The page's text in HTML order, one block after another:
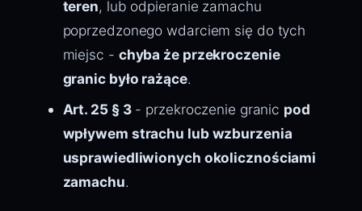
teren, lub odpieranie zamachu
poprzedzonego wdarciem się do tych
miejsc - chyba że przekroczenie
granic było rażące.
Art. 25 § 3- przekroczenie granic pod
wpływem strachu lub wzburzenia
usprawiedliwionych okolicznościami
zamachu.